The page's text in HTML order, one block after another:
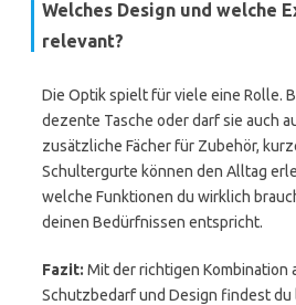
Welches Design und welche
relevant?
Die Optik spielt für viele eine Rolle.
dezente Tasche oder darf sie auch
zusätzliche Fächer für Zubehör,
Schultergurte können den Alltag
welche Funktionen du wirklich
deinen Bedürfnissen entspricht.
Fazit: Mit der richtigen Kombination
Schutzbedarf und Design findest du